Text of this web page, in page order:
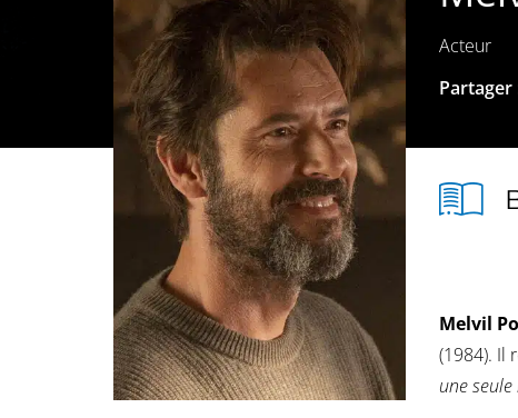
Acteur
Partager
Melvil
(1984). Il
une